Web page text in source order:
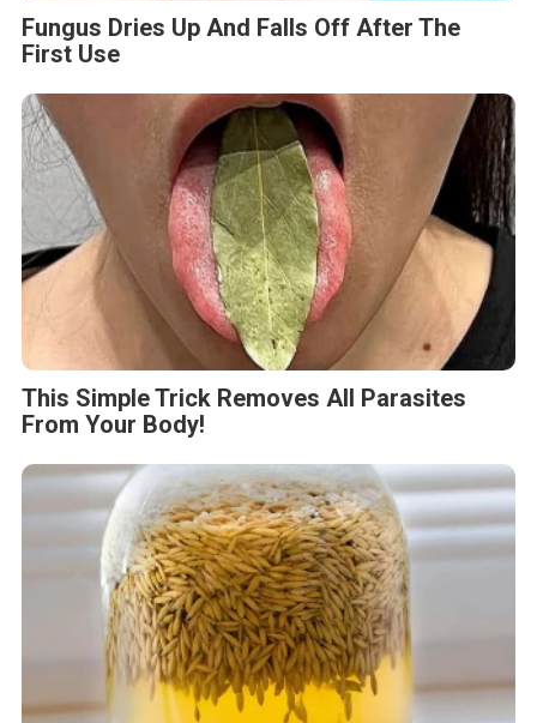
Fungus Dries Up And Falls Off After The
First Use
This Simple Trick Removes All Parasites
From Your Body!